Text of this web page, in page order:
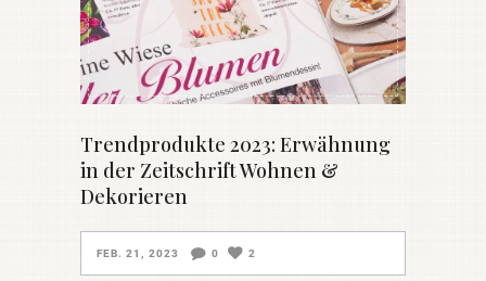
Trendprodukte 2023: Erwähnung
in der Zeitschrift Wohnen &
Dekorieren
FEB. 21, 2023 0 2